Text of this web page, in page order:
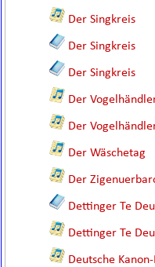
Der Singkreis
Der Singkreis
Der Singkreis
Der
Der
Der Wäschetag
Der
Dettinger Te
Dettinger Te
Deutsche